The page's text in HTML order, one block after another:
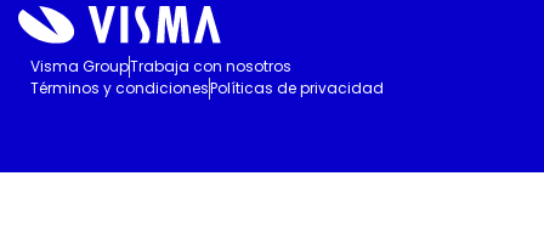
Visma GroupTrabaja con nosotros
Términos y condicionesPolíticas de privacidad